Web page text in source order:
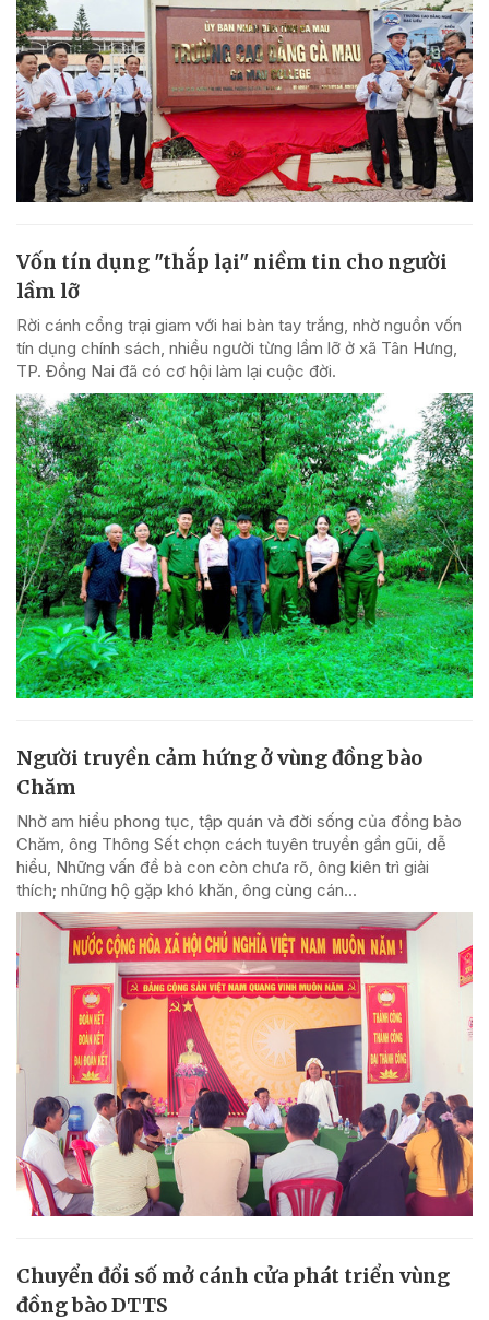
Vốn tín dụng "thắp lại" niềm tin cho người
lầm lỡ
Rời cánh cổng trại giam với hai bàn tay trắng, nhờ nguồn vốn
tín dụng chính sách, nhiều người từng lầm lỡ ở xã Tân Hưng,
TP. Đồng Nai đã có cơ hội làm lại cuộc đời.
Người truyền cảm hứng ở vùng đồng bào
Chăm
Nhờ am hiểu phong tục, tập quán và đời sống của đồng bào
Chăm, ông Thông Sết chọn cách tuyên truyền gần gũi, dễ
hiểu, Những vấn đề bà con còn chưa rõ, ông kiên trì giải
thích; những hộ gặp khó khăn, ông cùng cán...
Chuyển đổi số mở cánh cửa phát triển vùng
đồng bào DTTS